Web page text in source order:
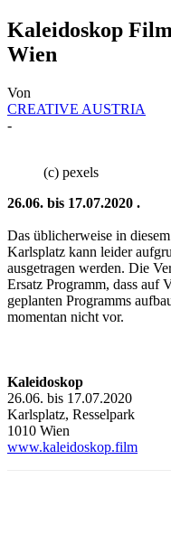
Kaleidoskop
Wien
Von
CREATIVE AUSTRIA
-
(c) pexels
26.06. bis 17.07.2020 .
Das üblicherweise in
Karlsplatz kann leider
ausgetragen werden. Die
Ersatz Programm, dass auf
geplanten Programms
momentan nicht vor.
Kaleidoskop
26.06. bis 17.07.2020
Karlsplatz, Resselpark
1010 Wien
www.kaleidoskop.film